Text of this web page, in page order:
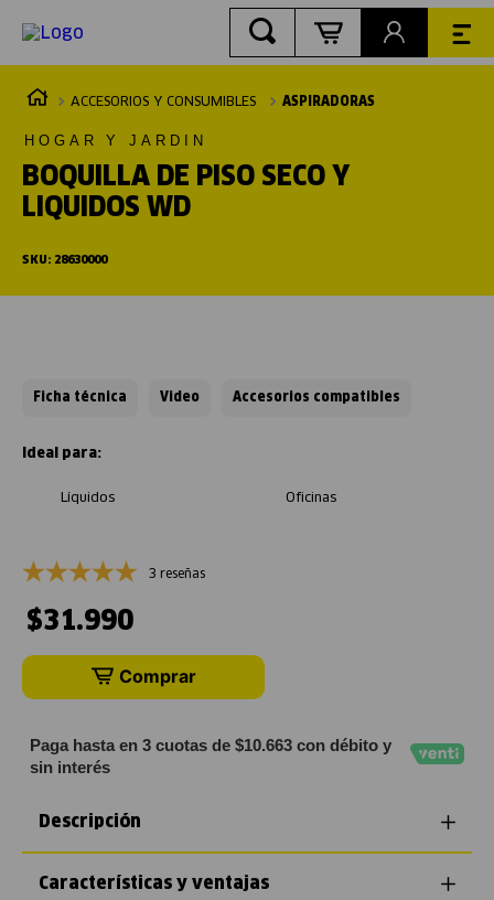
ACCESORIOS Y CONSUMIBLES ASPIRADORAS
HOGAR Y JARDIN
BOQUILLA DE PISO SECO Y
LIQUIDOS WD
SKU: 28630000
Ficha técnica Video Accesorios compatibles
Líquidos Oficinas
3 reseñas
$31.990
Comprar
Paga hasta en 3 cuotas de $10.663 con débito y
sin interés
Descripción
Características y ventajas